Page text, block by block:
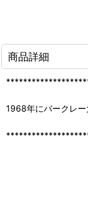
商品詳細
1968年にバークレー